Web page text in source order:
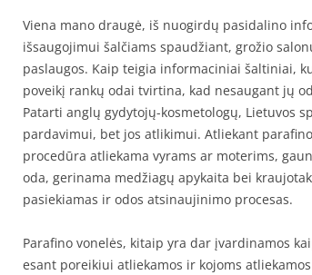
Viena mano draugė, iš nuogirdų pasidalino
išsaugojimui šalčiams spaudžiant, grožio
paslaugos. Kaip teigia informaciniai šaltiniai,
poveikį rankų odai tvirtina, kad nesaugant jų
Patarti anglų gydytojų-kosmetologų, Lietuvos
pardavimui, bet jos atlikimui. Atliekant
procedūra atliekama vyrams ar moterims,
oda, gerinama medžiagų apykaita bei
pasiekiamas ir odos atsinaujinimo procesas.
Parafino vonelės, kitaip yra dar įvardinamos
esant poreikiui atliekamos ir kojoms